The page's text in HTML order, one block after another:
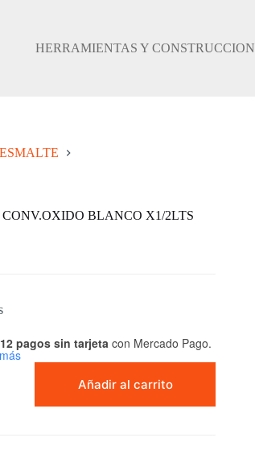
HERRAMIENTAS Y CONSTRUCCION
CONV.OXIDO BLANCO X1/2LTS
pagos sin tarjeta con Mercado Pago.
Añadir al carrito